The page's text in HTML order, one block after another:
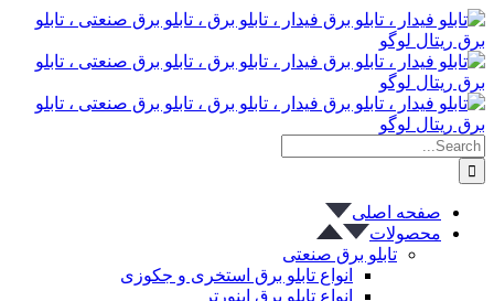
پرش
به
محتوا
Search
for:
صفحه اصلی
محصولات
تابلو برق صنعتی
انواع تابلو برق استخری و جکوزی
انواع تابلو برق اینورتر